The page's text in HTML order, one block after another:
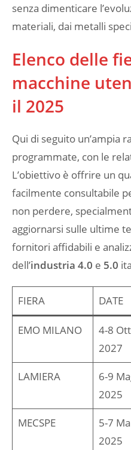
senza dimenticare
materiali, dai metalli
Elenco delle
macchine
il 2025
Qui di seguito un’ampia
programmate, con le
L’obiettivo è offrire un
facilmente consultabile
non perdere,
aggiornarsi sulle ultime
fornitori affidabili e
dell’industria 4.0 e 5.0
FIERA DATE
EMO MILANO
4-8
2027
LAMIERA
6-9
2025
MECSPE
5-7
2025